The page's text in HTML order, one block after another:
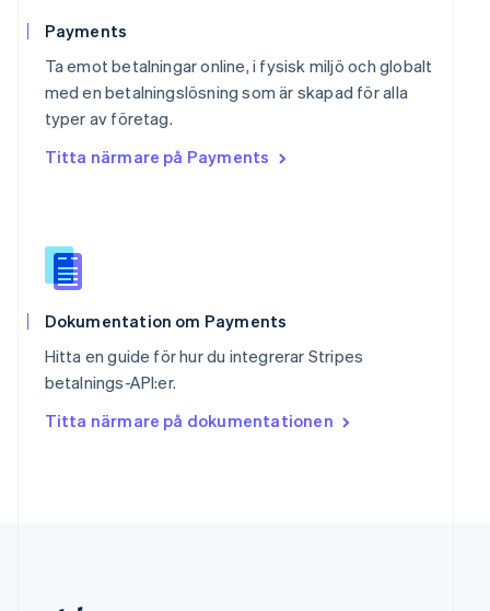
Payments
Ta emot betalningar online, i fysisk miljö och globalt
med en betalningslösning som är skapad för alla
typer av företag.
Titta närmare på Payments
Dokumentation om Payments
Hitta en guide för hur du integrerar Stripes
betalnings-API:er.
Titta närmare på dokumentationen
English
DeutschFrançaisItalianoEnglish
Singapore
English简体中文
English
Español
Storbritannien
English
Sverige
Thailand
ไทยEnglish
English